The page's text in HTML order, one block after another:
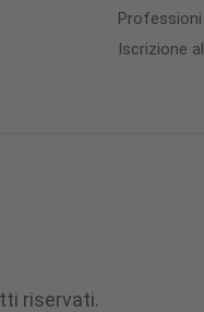
Professioni
Iscrizione
riservati.